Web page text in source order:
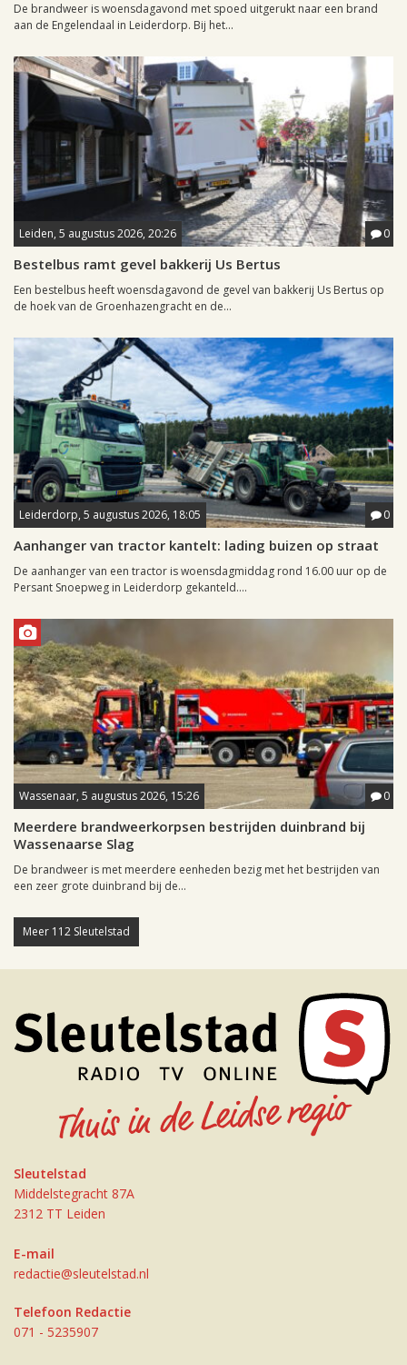
De brandweer is woensdagavond met spoed uitgerukt naar een brand
aan de Engelendaal in Leiderdorp. Bij het...
Leiden, 5 augustus 2026, 20:26 0
Bestelbus ramt gevel bakkerij Us Bertus
Een bestelbus heeft woensdagavond de gevel van bakkerij Us Bertus op
de hoek van de Groenhazengracht en de...
Leiderdorp, 5 augustus 2026, 18:05 0
Aanhanger van tractor kantelt: lading buizen op straat
De aanhanger van een tractor is woensdagmiddag rond 16.00 uur op de
Persant Snoepweg in Leiderdorp gekanteld....
Wassenaar, 5 augustus 2026, 15:26 0
Meerdere brandweerkorpsen bestrijden duinbrand bij
Wassenaarse Slag
De brandweer is met meerdere eenheden bezig met het bestrijden van
een zeer grote duinbrand bij de...
Meer 112 Sleutelstad
Sleutelstad
Middelstegracht 87A
2312 TT Leiden
E-mail
redactie@sleutelstad.nl
Telefoon Redactie
071 - 5235907